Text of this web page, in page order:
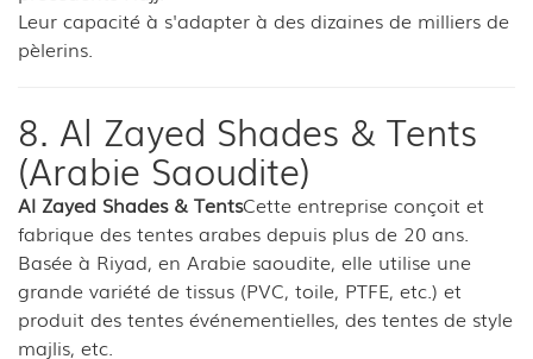
Leur capacité à s'adapter à des dizaines de milliers de
pèlerins.
8. Al Zayed Shades & Tents
(Arabie Saoudite)
Al Zayed Shades & TentsCette entreprise conçoit et
fabrique des tentes arabes depuis plus de 20 ans.
Basée à Riyad, en Arabie saoudite, elle utilise une
grande variété de tissus (PVC, toile, PTFE, etc.) et
produit des tentes événementielles, des tentes de style
majlis, etc.